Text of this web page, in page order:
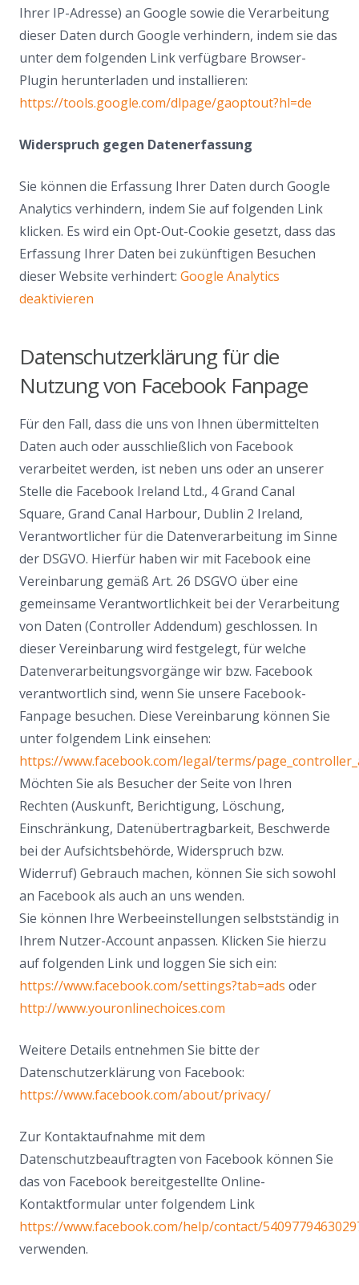
Ihrer IP-Adresse) an Google sowie die Verarbeitung
dieser Daten durch Google verhindern, indem sie das
unter dem folgenden Link verfügbare Browser-
Plugin herunterladen und installieren:
https://tools.google.com/dlpage/gaoptout?hl=de
Widerspruch gegen Datenerfassung
Sie können die Erfassung Ihrer Daten durch Google
Analytics verhindern, indem Sie auf folgenden Link
klicken. Es wird ein Opt-Out-Cookie gesetzt, dass das
Erfassung Ihrer Daten bei zukünftigen Besuchen
dieser Website verhindert: Google Analytics
deaktivieren
Datenschutzerklärung für die
Nutzung von Facebook Fanpage
Für den Fall, dass die uns von Ihnen übermittelten
Daten auch oder ausschließlich von Facebook
verarbeitet werden, ist neben uns oder an unserer
Stelle die Facebook Ireland Ltd., 4 Grand Canal
Square, Grand Canal Harbour, Dublin 2 Ireland,
Verantwortlicher für die Datenverarbeitung im Sinne
der DSGVO. Hierfür haben wir mit Facebook eine
Vereinbarung gemäß Art. 26 DSGVO über eine
gemeinsame Verantwortlichkeit bei der Verarbeitung
von Daten (Controller Addendum) geschlossen. In
dieser Vereinbarung wird festgelegt, für welche
Datenverarbeitungsvorgänge wir bzw. Facebook
verantwortlich sind, wenn Sie unsere Facebook-
Fanpage besuchen. Diese Vereinbarung können Sie
unter folgendem Link einsehen:
https://www.facebook.com/legal/terms/
Möchten Sie als Besucher der Seite von Ihren
Rechten (Auskunft, Berichtigung, Löschung,
Einschränkung, Datenübertragbarkeit, Beschwerde
bei der Aufsichtsbehörde, Widerspruch bzw.
Widerruf) Gebrauch machen, können Sie sich sowohl
an Facebook als auch an uns wenden.
Sie können Ihre Werbeeinstellungen selbstständig in
Ihrem Nutzer-Account anpassen. Klicken Sie hierzu
auf folgenden Link und loggen Sie sich ein:
https://www.facebook.com/settings?tab=ads oder
http://www.youronlinechoices.com
Weitere Details entnehmen Sie bitte der
Datenschutzerklärung von Facebook:
https://www.facebook.com/about/privacy/
Zur Kontaktaufnahme mit dem
Datenschutzbeauftragten von Facebook können Sie
das von Facebook bereitgestellte Online-
Kontaktformular unter folgendem Link
https://www.facebook.com/help/contact/
verwenden.